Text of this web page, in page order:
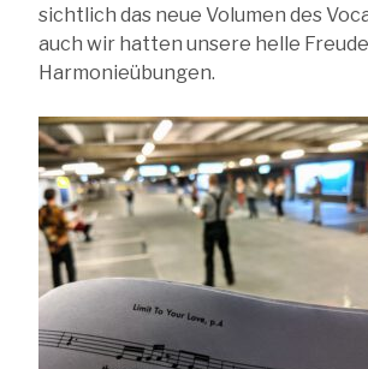
sichtlich das neue Volumen des
auch wir hatten unsere helle
Harmonieübungen.